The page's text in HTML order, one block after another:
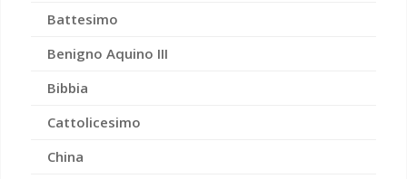
Battesimo
Benigno Aquino III
Bibbia
Cattolicesimo
China